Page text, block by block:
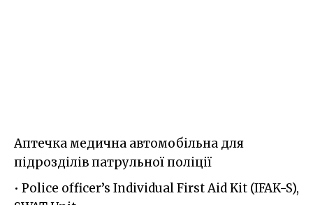
Аптечка медична автомобільна для
підрозділів патрульної поліції
• Police officer’s Individual First Aid Kit (IFAK-S),